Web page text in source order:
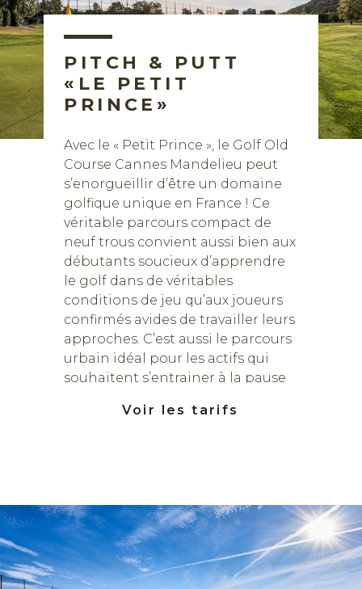
Réserver
PITCH & PUTT
«LE PETIT
PRINCE»
Avec le « Petit Prince », le Golf Old
Course Cannes Mandelieu peut
s’enorgueillir d’être un domaine
golfique unique en France ! Ce
véritable parcours compact de
neuf trous convient aussi bien aux
débutants soucieux d’apprendre
le golf dans de véritables
conditions de jeu qu’aux joueurs
confirmés avides de travailler leurs
approches. C’est aussi le parcours
urbain idéal pour les actifs qui
souhaitent s’entrainer à la pause
Voir les tarifs